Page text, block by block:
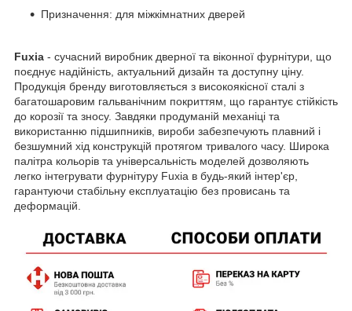
Призначення: для міжкімнатних дверей
Fuxia - сучасний виробник дверної та віконної фурнітури, що
поєднує надійність, актуальний дизайн та доступну ціну.
Продукція бренду виготовляється з високоякісної сталі з
багатошаровим гальванічним покриттям, що гарантує стійкість
до корозії та зносу. Завдяки продуманій механіці та
використанню підшипників, вироби забезпечують плавний і
безшумний хід конструкцій протягом тривалого часу. Широка
палітра кольорів та універсальність моделей дозволяють
легко інтегрувати фурнітуру Fuxia в будь-який інтер'єр,
гарантуючи стабільну експлуатацію без провисань та
деформацій.